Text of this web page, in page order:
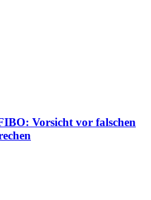
Vorsicht vor falschen